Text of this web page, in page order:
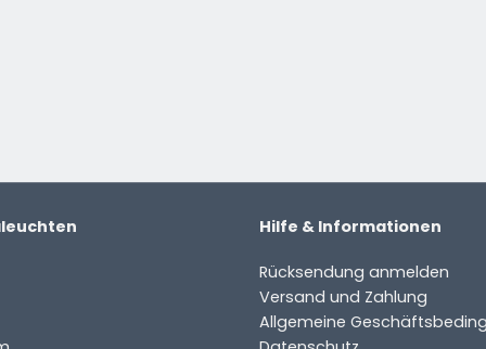
Hilfe & Informationen
Rücksendung anmelden
Versand und Zahlung
Allgemeine